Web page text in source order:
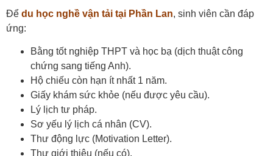
Để du học nghề vận tải tại Phần Lan, sinh viên cần đáp
ứng:
Bằng tốt nghiệp THPT và học bạ (dịch thuật công
chứng sang tiếng Anh).
Hộ chiếu còn hạn ít nhất 1 năm.
Giấy khám sức khỏe (nếu được yêu cầu).
Lý lịch tư pháp.
Sơ yếu lý lịch cá nhân (CV).
Thư động lực (Motivation Letter).
Thư giới thiệu (nếu có).